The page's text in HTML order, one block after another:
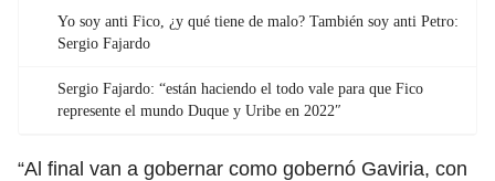
Yo soy anti Fico, ¿y qué tiene de malo? También soy anti Petro:
Sergio Fajardo
Sergio Fajardo: “están haciendo el todo vale para que Fico
represente el mundo Duque y Uribe en 2022″
“Al final van a gobernar como gobernó Gaviria, con